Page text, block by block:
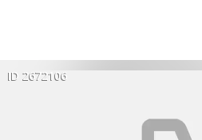
ID 2672106